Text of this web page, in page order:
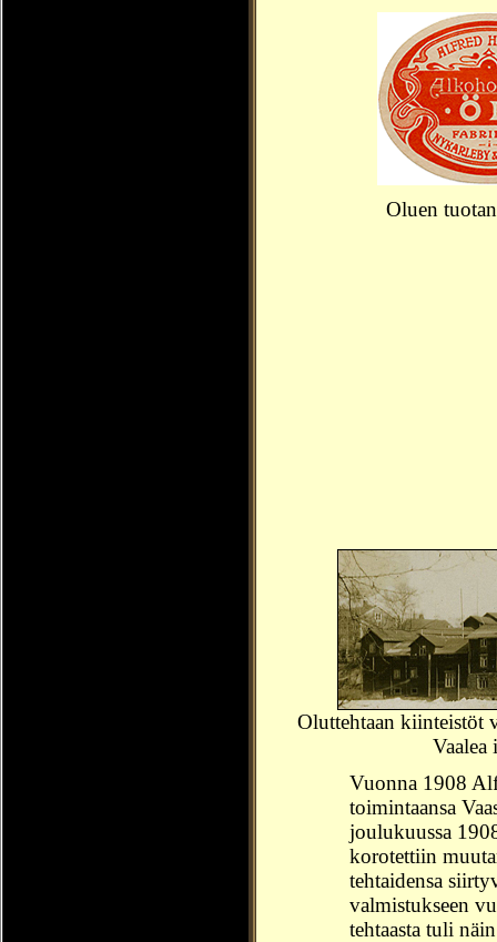
Oluen
Oluttehtaan kiinteistöt
Vaalea
Vuonna 1908
toimintaansa
joulukuussa
korotettiin
tehtaidensa
valmistukseen
tehtaasta tuli